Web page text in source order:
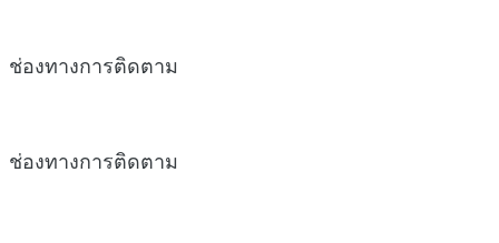
ช่องทางการติดตาม
ช่องทางการติดตาม